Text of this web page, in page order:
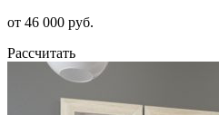
от 46 000 руб.
Рассчитать